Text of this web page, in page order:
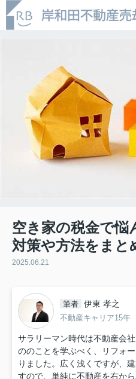
空き家の税金で悩
対策や方法をまと
2025.06.21
筆者 伊東 孝之
不動産キャリア15年
サラリーマン時代は不動産会
ののことを学ぶべく、リフォ
りました。広く浅くですが、
すので、単純に不動産を右か